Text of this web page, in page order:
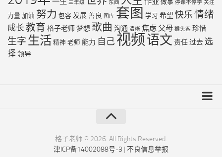
三年级 东西 做事 停课不停学 关注
力量 加油 努力 包容 发展善良 图库 套图 学习 希望 快乐情绪
成长 教育 格子老师梦想 歌曲 沟通 清晰 焦虑 父母 猴头客 珍惜
生字 生活 精神 老师 能力 自己 视频语文 责任过去 选
择 领导
格子老师 © 2026. All Rights Reserved.
津ICP备14002088号-3 | 不良信息举报